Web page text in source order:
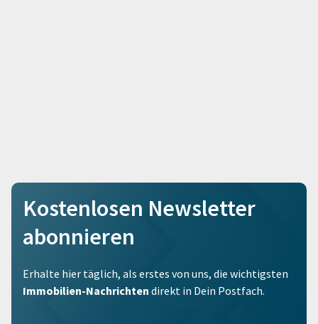
Kostenlosen Newsletter
abonnieren
Erhalte hier täglich, als erstes von uns, die wichtigsten
Immobilien-Nachrichten direkt in Dein Postfach.